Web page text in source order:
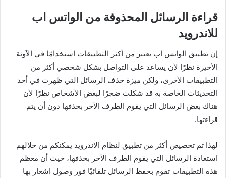
قراءة الرسائل المحذوفة من الواتس اب
للاندرويد
إن تطبيق الواتس اب يعتبر من أكثر التطبيقات استخدامًا في الآونة
الأخيرة نظرًا لأن يساعد على التواصل بشكل شخصي أكثر من
التطبيقات الأخرى، ولكن ميزة حذف الرسائل التي ظهرت في أحد
التحديثات الخاصة به قد شكلت ضجرًا لبعض الأشخاص نظرًا لأن
هناك بعض الرسائل التي يقوم الطرف الآخر بحذفها دون أن يتم
قراءتها.
لهذا تم تخصيص أكثر من تطبيق لنظام الاندرويد يمكنكم من خلالهم
استعادة الرسائل التي يقوم الطرف الآخر بحذفها، حيث أن معظم
هذه التطبيقات تقوم بحفظ الرسائل تلقائيًا فور وصول اشعار بها